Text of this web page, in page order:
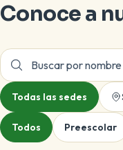
Conoce a
Buscar docente por
Todas las sedes
Todos Preescolar